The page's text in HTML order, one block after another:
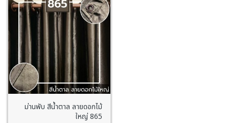
ม่านพับ สีน้ำตาล ลายดอกไม้
ใหญ่ 865